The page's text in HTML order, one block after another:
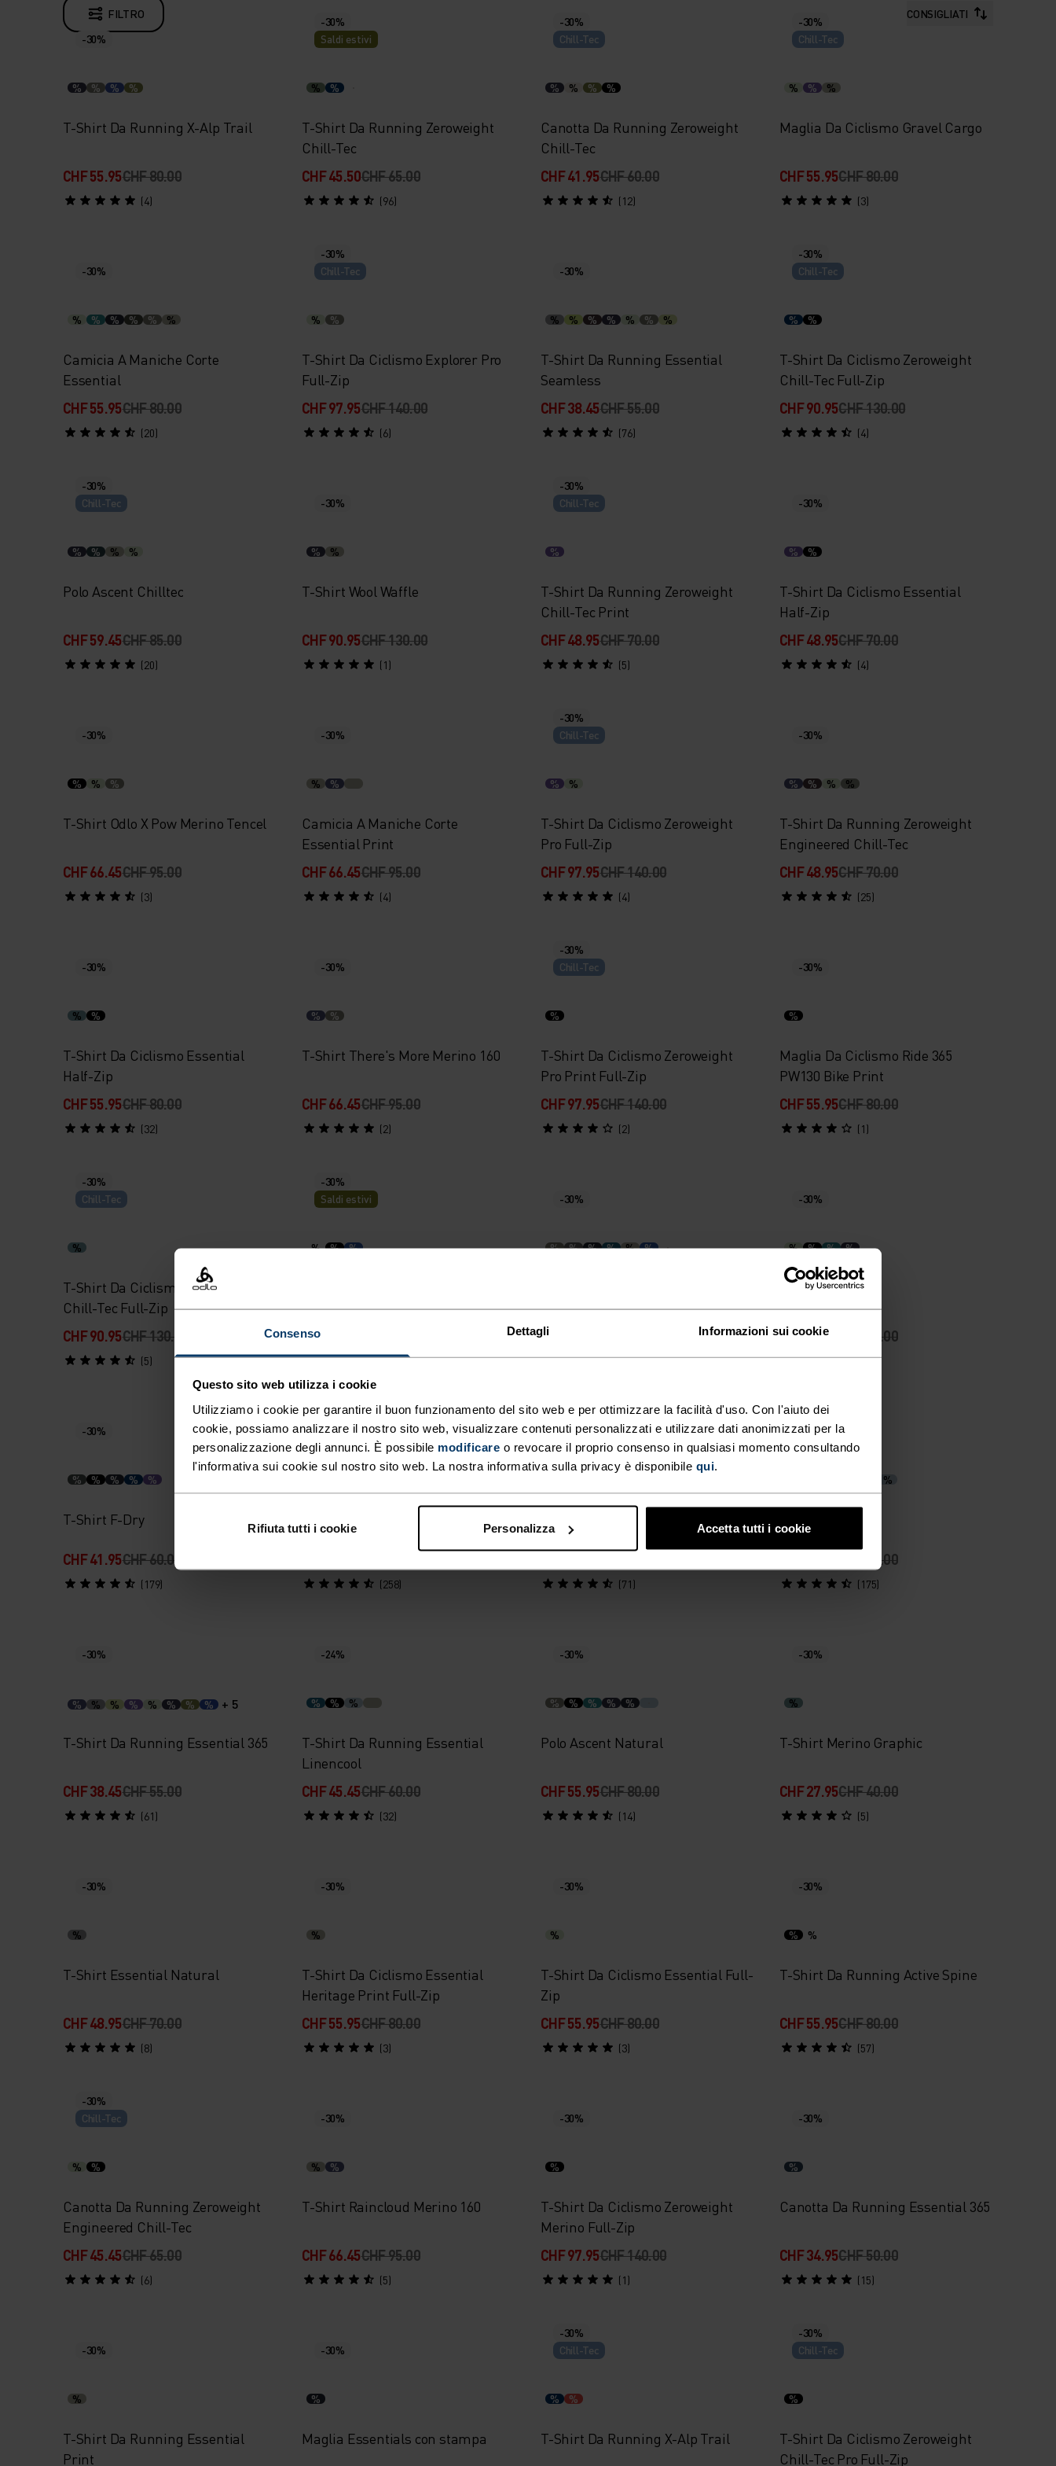
Consenso Dettagli Informazioni sui cookie
Questo sito web utilizza i cookie
Utilizziamo i cookie per garantire il buon funzionamento del sito web e per ottimizzare la facilità d'uso. Con l'aiuto dei
cookie, possiamo analizzare il nostro sito web, visualizzare contenuti personalizzati e utilizzare dati anonimizzati per la
personalizzazione degli annunci. È possibile modificare o revocare il proprio consenso in qualsiasi momento consultando
l'informativa sui cookie sul nostro sito web. La nostra informativa sulla privacy è disponibile qui.
Rifiuta tutti i cookie Personalizza Accetta tutti i cookie
FILTRO
CONSIGLIATI
-30%
% % % %
T-Shirt Da Running X-Alp Trail
CHF 55.95CHF 80.00
(4)
-30%
Saldi estivi
% %
T-Shirt Da Running Zeroweight
Chill-Tec
CHF 45.50CHF 65.00
(96)
-30%
Chill-Tec
% % % %
Canotta Da Running Zeroweight
Chill-Tec
CHF 41.95CHF 60.00
(12)
-30%
Chill-Tec
% % %
Maglia Da Ciclismo Gravel Cargo
CHF 55.95CHF 80.00
(3)
-30%
% % % % % %
Camicia A Maniche Corte
Essential
CHF 55.95CHF 80.00
(20)
-30%
Chill-Tec
% %
T-Shirt Da Ciclismo Explorer Pro
Full-Zip
CHF 97.95CHF 140.00
(6)
-30%
% % % % % % %
T-Shirt Da Running Essential
Seamless
CHF 38.45CHF 55.00
(76)
-30%
Chill-Tec
% %
T-Shirt Da Ciclismo Zeroweight
Chill-Tec Full-Zip
CHF 90.95CHF 130.00
(4)
-30%
Chill-Tec
% % % %
Polo Ascent Chilltec
CHF 59.45CHF 85.00
(20)
-30%
% %
T-Shirt Wool Waffle
CHF 90.95CHF 130.00
(1)
-30%
Chill-Tec
%
T-Shirt Da Running Zeroweight
Chill-Tec Print
CHF 48.95CHF 70.00
(5)
-30%
% %
T-Shirt Da Ciclismo Essential
Half-Zip
CHF 48.95CHF 70.00
(4)
-30%
% % %
T-Shirt Odlo X Pow Merino Tencel
CHF 66.45CHF 95.00
(3)
-30%
% %
Camicia A Maniche Corte
Essential Print
CHF 66.45CHF 95.00
(4)
-30%
Chill-Tec
% %
T-Shirt Da Ciclismo Zeroweight
Pro Full-Zip
CHF 97.95CHF 140.00
(4)
-30%
% % % %
T-Shirt Da Running Zeroweight
Engineered Chill-Tec
CHF 48.95CHF 70.00
(25)
-30%
% %
T-Shirt Da Ciclismo Essential
Half-Zip
CHF 55.95CHF 80.00
(32)
-30%
% %
T-Shirt There's More Merino 160
CHF 66.45CHF 95.00
(2)
-30%
Chill-Tec
%
T-Shirt Da Ciclismo Zeroweight
Pro Print Full-Zip
CHF 97.95CHF 140.00
(2)
-30%
%
Maglia Da Ciclismo Ride 365
PW130 Bike Print
CHF 55.95CHF 80.00
(1)
-30%
Chill-Tec
%
T-Shirt Da Ciclismo Zeroweight
Chill-Tec Full-Zip
CHF 90.95CHF 130.00
(5)
-30%
Saldi estivi
% % %
CHF 21.00
(14)
-30%
% % % % % %
CHF 41.95
(108)
-30%
% % % %
Canotta F-Dry
CHF 38.45 CHF 55.00
(75)
-30%
% % % % %
T-Shirt F-Dry
CHF 41.95CHF 60.00
(179)
-30%
(258)
-30%
(71)
-30%
%
CHF 70.00
(175)
-30%
% % % % % % % % + 5
T-Shirt Da Running Essential 365
CHF 38.45CHF 55.00
(61)
-24%
% % %
T-Shirt Da Running Essential
Linencool
CHF 45.45CHF 60.00
(32)
-30%
% % % % %
Polo Ascent Natural
CHF 55.95CHF 80.00
(14)
-30%
%
T-Shirt Merino Graphic
CHF 27.95CHF 40.00
(5)
-30%
%
T-Shirt Essential Natural
CHF 48.95CHF 70.00
(8)
-30%
%
T-Shirt Da Ciclismo Essential
Heritage Print Full-Zip
CHF 55.95CHF 80.00
(3)
-30%
%
T-Shirt Da Ciclismo Essential Full-
Zip
CHF 55.95CHF 80.00
(3)
-30%
% %
T-Shirt Da Running Active Spine
CHF 55.95CHF 80.00
(57)
-30%
Chill-Tec
% %
Canotta Da Running Zeroweight
Engineered Chill-Tec
CHF 45.45CHF 65.00
(6)
-30%
% %
T-Shirt Raincloud Merino 160
CHF 66.45CHF 95.00
(5)
-30%
%
T-Shirt Da Ciclismo Zeroweight
Merino Full-Zip
CHF 97.95CHF 140.00
(1)
-30%
%
Canotta Da Running Essential 365
CHF 34.95CHF 50.00
(15)
-30%
%
T-Shirt Da Running Essential
Print
-30%
%
Maglia Essentials con stampa
-30%
Chill-Tec
% %
T-Shirt Da Running X-Alp Trail
-30%
Chill-Tec
%
T-Shirt Da Ciclismo Zeroweight
Chill-Tec Pro Full-Zip